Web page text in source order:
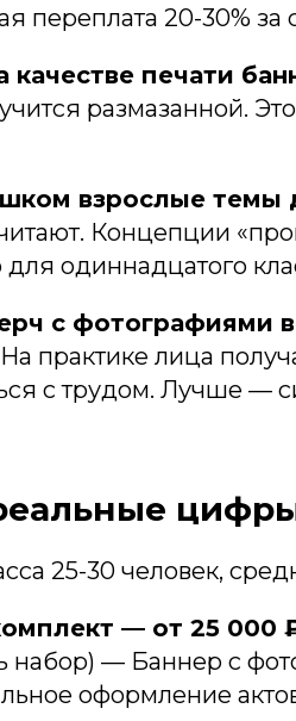
переплата 20-30%
качестве печати
размазанной.
взрослые темы
Концепции
одиннадцатого
с фотографиями
практике лица
с трудом. Лучше —
25-30 человек,
— от 25 000
набор) — Баннер с
оформление